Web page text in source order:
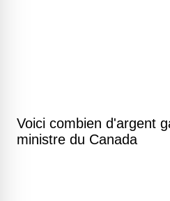
Voici combien d'argent
ministre du Canada